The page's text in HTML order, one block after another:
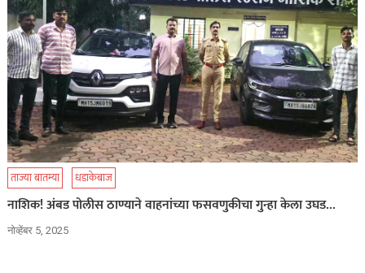
ताज्या बातम्या धडाकेबाज
नाशिक! अंबड पोलीस ठाण्याने वाहनांच्या फसवणुकीचा गुन्हा केला उघड…
नोव्हेंबर 5, 2025